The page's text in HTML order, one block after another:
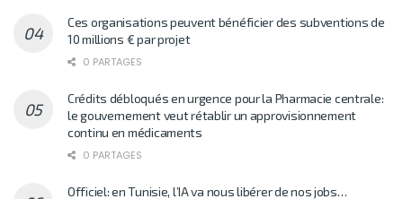
Ces organisations peuvent bénéficier des subventions de
10 millions € par projet
0 PARTAGES
Crédits débloqués en urgence pour la Pharmacie centrale:
le gouvernement veut rétablir un approvisionnement
continu en médicaments
0 PARTAGES
Officiel: en Tunisie, l’IA va nous libérer de nos jobs…